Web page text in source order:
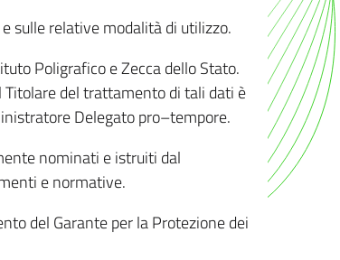
sulle relative modalità di utilizzo.
Poligrafico e Zecca dello Stato.
del trattamento di tali dati è
Delegato pro–tempore.
nominati e istruiti dal
e normative.
del Garante per la Protezione dei